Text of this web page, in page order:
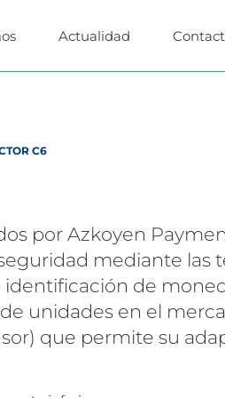
Actualidad
C6
por Azkoyen
mediante las
identificación de
unidades en el
que permite su